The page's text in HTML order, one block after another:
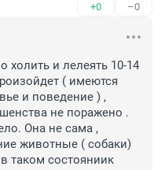
+0 –0
и лелеять 10-14
( имеются
и поведение ) ,
не поражено .
Она не сама ,
животные ( собаки)
таком состояниик